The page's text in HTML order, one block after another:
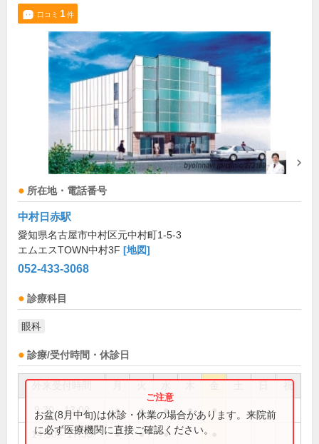
口コミ 1件
所在地・電話番号
中村日赤駅
愛知県名古屋市中村区元中村町1-5-3
エムエスTOWN中村3F [地図]
052-433-3068
診療科目
眼科
診療/受付時間・休診日
祝
9:30～13:00 ● ● ● ● ●
14:30～17:30 ● ● ●
お盆(8月中旬)は休診・休業の場合があります。来院前
に必ず医療機関に直接ご確認ください。